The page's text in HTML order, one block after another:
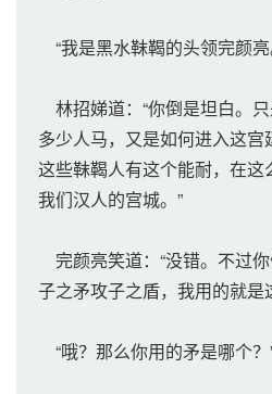
“我是黑水靺鞨的头领完颜亮
林招娣道：“你倒是坦白。
多少人马，又是如何进入这
这些靺鞨人有这个能耐，在
我们汉人的宫城。”
完颜亮笑道：“没错。不过
子之矛攻子之盾，我用的就是
“哦？那么你用的矛是哪个？